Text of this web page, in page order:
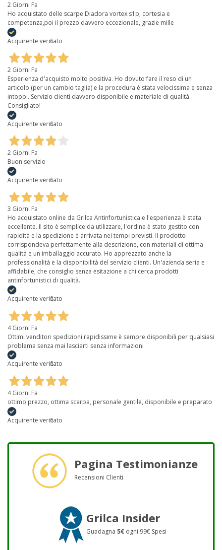
2 Giorni Fa
Ho acquistato delle scarpe Diadora vortex s1p, cortesia e
competenza,poi il prezzo davvero eccezionale, grazie mille
Acquirente verificato
2 Giorni Fa
Esperienza d'acquisto molto positiva. Ho dovuto fare il reso di un
articolo (per un cambio taglia) e la procedura è stata velocissima e senza
intoppi. Servizio clienti davvero disponibile e materiale di qualità.
Consigliato!
Acquirente verificato
2 Giorni Fa
Buon servizio
Acquirente verificato
3 Giorni Fa
Ho acquistato online da Grilca Antinfortunistica e l'esperienza è stata
eccellente. Il sito è semplice da utilizzare, l'ordine è stato gestito con
rapidità e la spedizione è arrivata nei tempi previsti. Il prodotto
corrispondeva perfettamente alla descrizione, con materiali di ottima
qualità e un imballaggio accurato. Ho apprezzato anche la
professionalità e la disponibilità del servizio clienti. Un'azienda seria e
affidabile, che consiglio senza esitazione a chi cerca prodotti
antinfortunistici di qualità.
Acquirente verificato
4 Giorni Fa
Ottimi venditori spedizioni rapidissime è sempre disponibili per qualsiasi
problema senza mai lasciarti senza informazioni
Acquirente verificato
4 Giorni Fa
ottimo prezzo, ottima scarpa, personale gentile, disponibile e preparato
Acquirente verificato
Pagina Testimonianze
Recensioni Clienti
Grilca Insider
Guadagna 5€ ogni 99€ Spesi